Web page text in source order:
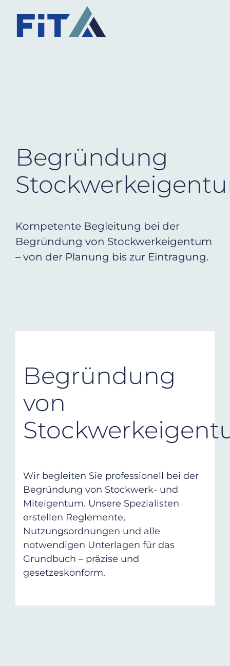
Begründung
Kompetente Begleitung bei der
Begründung von Stockwerkeigentum
– von der Planung bis zur Eintragung.
Begründung
von
Wir begleiten Sie professionell bei der
Begründung von Stockwerk- und
Miteigentum. Unsere Spezialisten
erstellen Reglemente,
Nutzungsordnungen und alle
notwendigen Unterlagen für das
Grundbuch – präzise und
gesetzeskonform.